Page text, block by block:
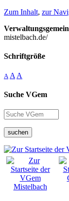
Zum Inhalt, zur
mistelbach.de/
Schriftgröße
A A A
Suche VGem
suchen